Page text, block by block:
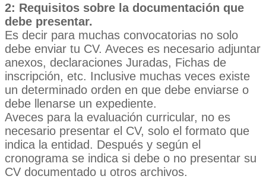
2: Requisitos sobre la documentación que
debe presentar.
Es decir para muchas convocatorias no solo
debe enviar tu CV. Aveces es necesario adjuntar
anexos, declaraciones Juradas, Fichas de
inscripción, etc. Inclusive muchas veces existe
un determinado orden en que debe enviarse o
debe llenarse un expediente.
Aveces para la evaluación curricular, no es
necesario presentar el CV, solo el formato que
indica la entidad. Después y según el
cronograma se indica si debe o no presentar su
CV documentado u otros archivos.